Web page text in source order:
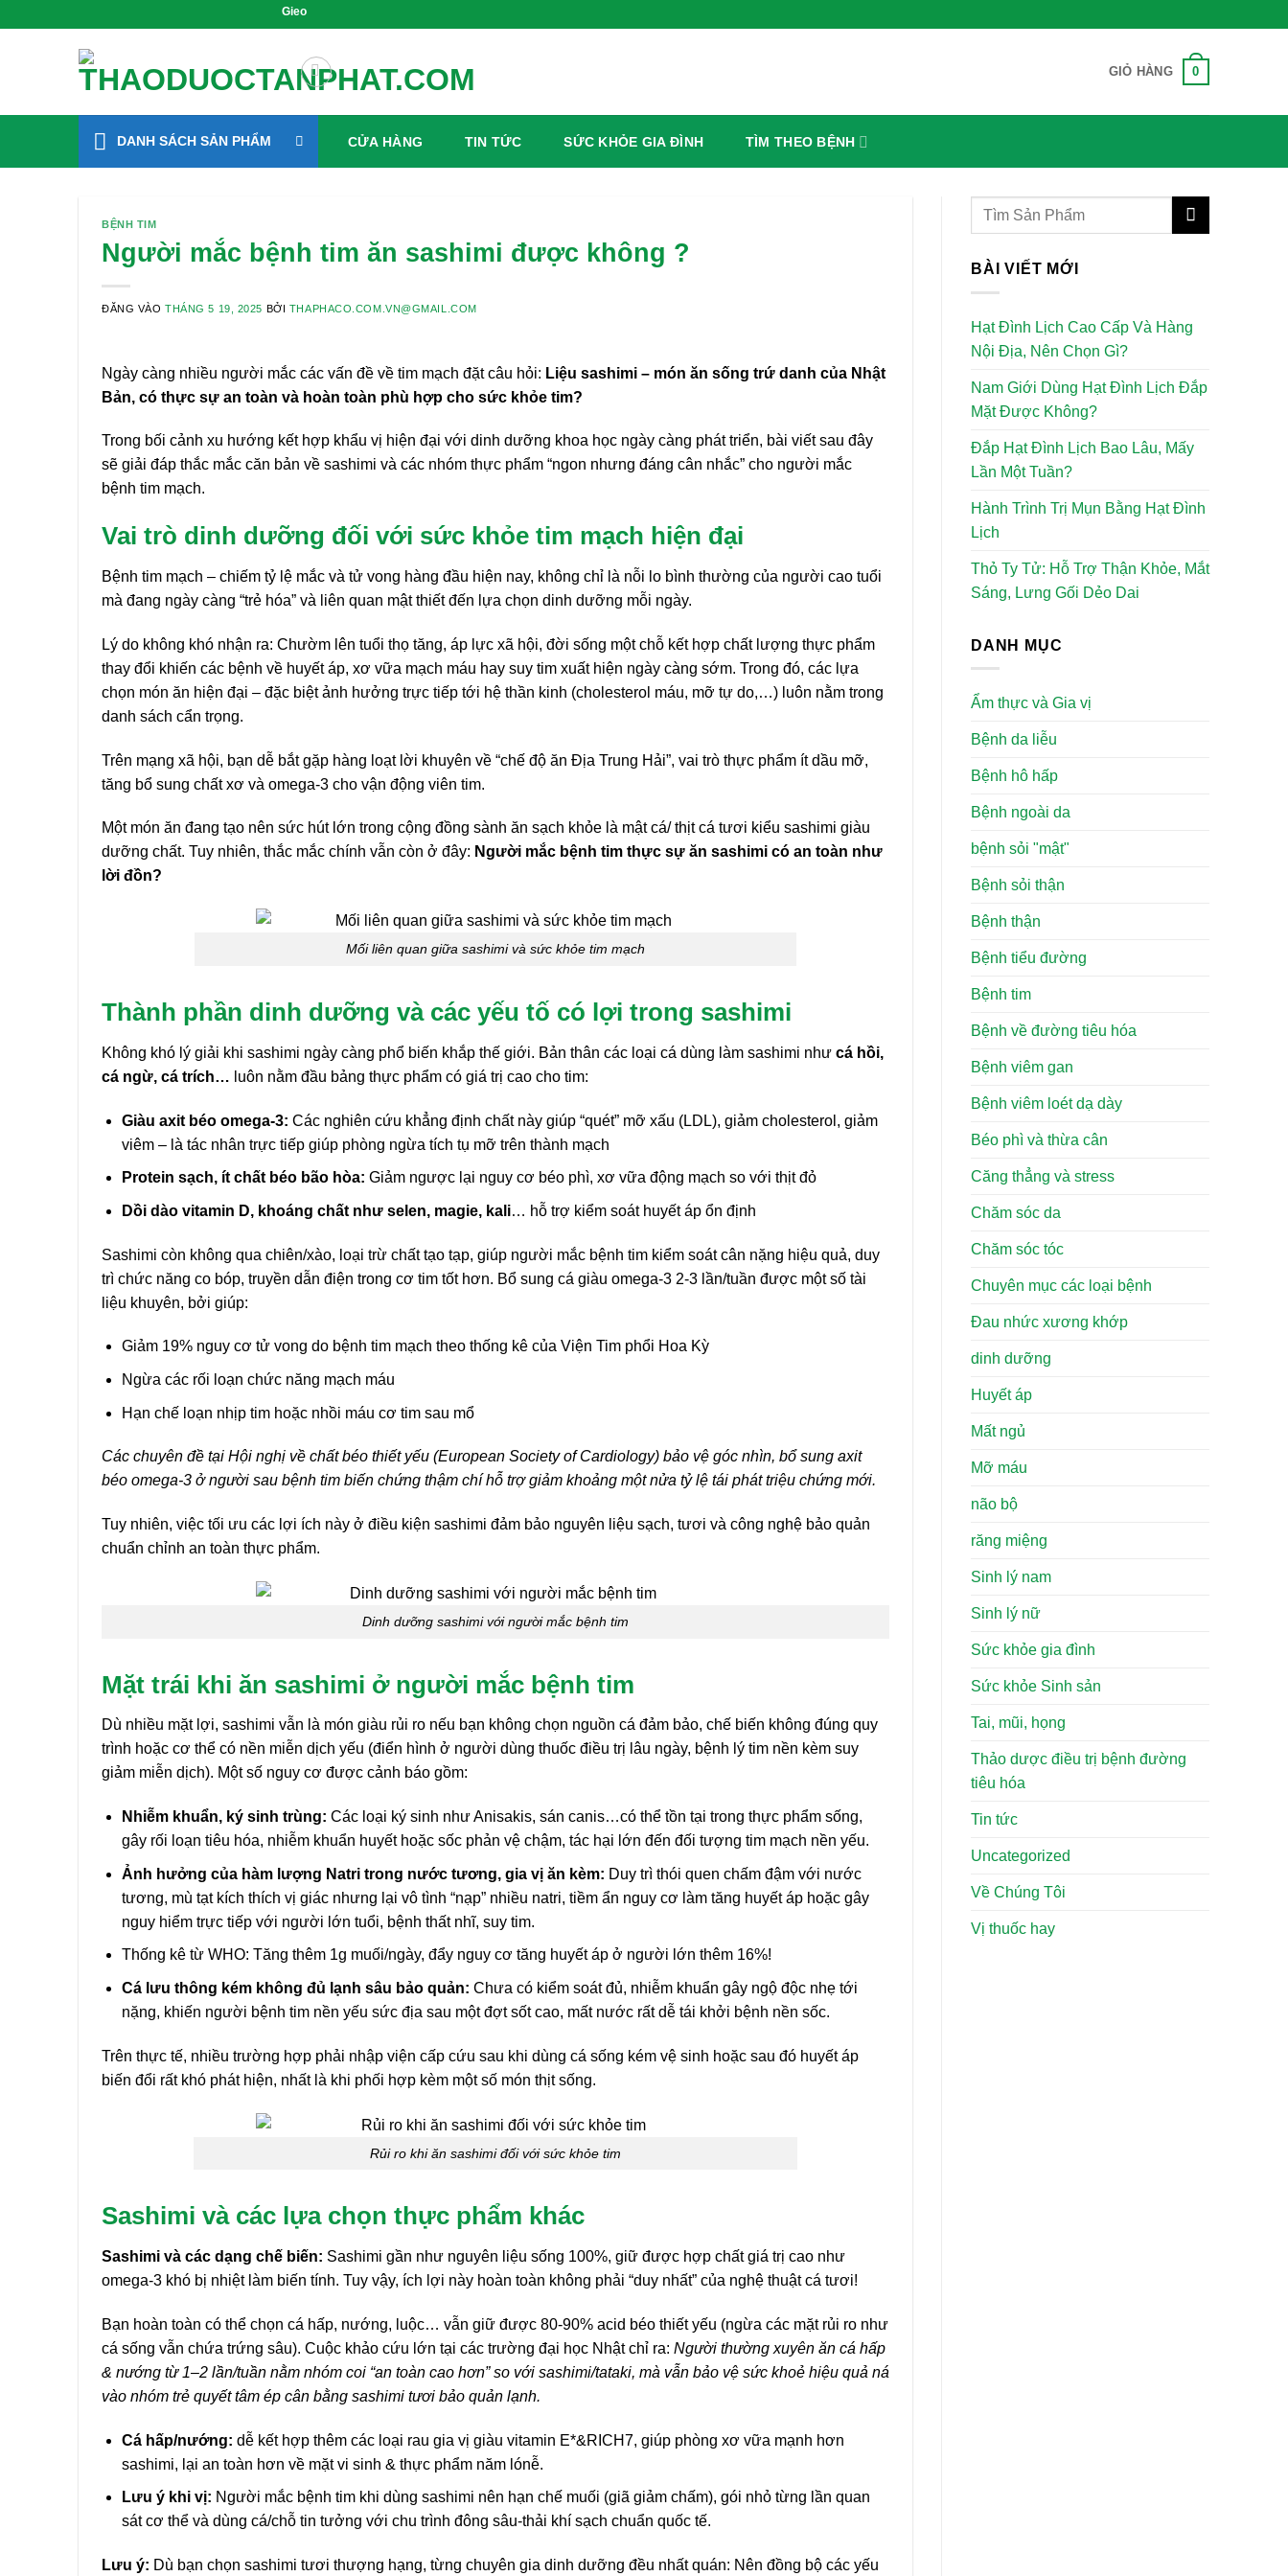
Gieo Mầm Sức Khỏe, Sống Xanh Mỗi Ngày
GIỎ HÀNG 0
DANH SÁCH SẢN PHẨM CỬA HÀNG TIN TỨC SỨC KHỎE GIA ĐÌNH TÌM THEO BỆNH
BỆNH TIM
Người mắc bệnh tim ăn sashimi được không ?
ĐĂNG VÀOTHÁNG 5 19, 2025 BỞI THAPHACO.COM.VN@GMAIL.COM
Ngày càng nhiều người mắc các vấn đề về tim mạch đặt câu hỏi: Liệu sashimi – món ăn sống trứ danh của Nhật
Bản, có thực sự an toàn và hoàn toàn phù hợp cho sức khỏe tim?
Trong bối cảnh xu hướng kết hợp khẩu vị hiện đại với dinh dưỡng khoa học ngày càng phát triển, bài viết sau đây
sẽ giải đáp thắc mắc căn bản về sashimi và các nhóm thực phẩm “ngon nhưng đáng cân nhắc” cho người mắc
bệnh tim mạch.
Vai trò dinh dưỡng đối với sức khỏe tim mạch hiện đại
Bệnh tim mạch – chiếm tỷ lệ mắc và tử vong hàng đầu hiện nay, không chỉ là nỗi lo bình thường của người cao tuổi
mà đang ngày càng “trẻ hóa” và liên quan mật thiết đến lựa chọn dinh dưỡng mỗi ngày.
Lý do không khó nhận ra: Chườm lên tuổi thọ tăng, áp lực xã hội, đời sống một chỗ kết hợp chất lượng thực phẩm
thay đổi khiến các bệnh về huyết áp, xơ vữa mạch máu hay suy tim xuất hiện ngày càng sớm. Trong đó, các lựa
chọn món ăn hiện đại – đặc biệt ảnh hưởng trực tiếp tới hệ thần kinh (cholesterol máu, mỡ tự do,…) luôn nằm trong
danh sách cẩn trọng.
Trên mạng xã hội, bạn dễ bắt gặp hàng loạt lời khuyên về “chế độ ăn Địa Trung Hải”, vai trò thực phẩm ít dầu mỡ,
tăng bổ sung chất xơ và omega-3 cho vận động viên tim.
Một món ăn đang tạo nên sức hút lớn trong cộng đồng sành ăn sạch khỏe là mật cá/ thịt cá tươi kiểu sashimi giàu
dưỡng chất. Tuy nhiên, thắc mắc chính vẫn còn ở đây: Người mắc bệnh tim thực sự ăn sashimi có an toàn như
lời đồn?
Mối liên quan giữa sashimi và sức khỏe tim mạch
Thành phần dinh dưỡng và các yếu tố có lợi trong sashimi
Không khó lý giải khi sashimi ngày càng phổ biến khắp thế giới. Bản thân các loại cá dùng làm sashimi như cá hồi,
cá ngừ, cá trích… luôn nằm đầu bảng thực phẩm có giá trị cao cho tim:
Giàu axit béo omega-3: Các nghiên cứu khẳng định chất này giúp “quét” mỡ xấu (LDL), giảm cholesterol, giảm
viêm – là tác nhân trực tiếp giúp phòng ngừa tích tụ mỡ trên thành mạch
Protein sạch, ít chất béo bão hòa: Giảm ngược lại nguy cơ béo phì, xơ vữa động mạch so với thịt đỏ
Dồi dào vitamin D, khoáng chất như selen, magie, kali… hỗ trợ kiểm soát huyết áp ổn định
Sashimi còn không qua chiên/xào, loại trừ chất tạo tạp, giúp người mắc bệnh tim kiểm soát cân nặng hiệu quả, duy
trì chức năng co bóp, truyền dẫn điện trong cơ tim tốt hơn. Bổ sung cá giàu omega-3 2-3 lần/tuần được một số tài
liệu khuyên, bởi giúp:
Giảm 19% nguy cơ tử vong do bệnh tim mạch theo thống kê của Viện Tim phổi Hoa Kỳ
Ngừa các rối loạn chức năng mạch máu
Hạn chế loạn nhịp tim hoặc nhồi máu cơ tim sau mổ
Các chuyên đề tại Hội nghị về chất béo thiết yếu (European Society of Cardiology) bảo vệ góc nhìn, bổ sung axit
béo omega-3 ở người sau bệnh tim biến chứng thậm chí hỗ trợ giảm khoảng một nửa tỷ lệ tái phát triệu chứng mới.
Tuy nhiên, việc tối ưu các lợi ích này ở điều kiện sashimi đảm bảo nguyên liệu sạch, tươi và công nghệ bảo quản
chuẩn chỉnh an toàn thực phẩm.
Dinh dưỡng sashimi với người mắc bệnh tim
Mặt trái khi ăn sashimi ở người mắc bệnh tim
Dù nhiều mặt lợi, sashimi vẫn là món giàu rủi ro nếu bạn không chọn nguồn cá đảm bảo, chế biến không đúng quy
trình hoặc cơ thể có nền miễn dịch yếu (điển hình ở người dùng thuốc điều trị lâu ngày, bệnh lý tim nền kèm suy
giảm miễn dịch). Một số nguy cơ được cảnh báo gồm:
Nhiễm khuẩn, ký sinh trùng: Các loại ký sinh như Anisakis, sán canis…có thể tồn tại trong thực phẩm sống,
gây rối loạn tiêu hóa, nhiễm khuẩn huyết hoặc sốc phản vệ chậm, tác hại lớn đến đối tượng tim mạch nền yếu.
Ảnh hưởng của hàm lượng Natri trong nước tương, gia vị ăn kèm: Duy trì thói quen chấm đậm với nước
tương, mù tạt kích thích vị giác nhưng lại vô tình “nạp” nhiều natri, tiềm ẩn nguy cơ làm tăng huyết áp hoặc gây
nguy hiểm trực tiếp với người lớn tuổi, bệnh thất nhĩ, suy tim.
Thống kê từ WHO: Tăng thêm 1g muối/ngày, đẩy nguy cơ tăng huyết áp ở người lớn thêm 16%!
Cá lưu thông kém không đủ lạnh sâu bảo quản: Chưa có kiểm soát đủ, nhiễm khuẩn gây ngộ độc nhẹ tới
nặng, khiến người bệnh tim nền yếu sức địa sau một đợt sốt cao, mất nước rất dễ tái khởi bệnh nền sốc.
Trên thực tế, nhiều trường hợp phải nhập viện cấp cứu sau khi dùng cá sống kém vệ sinh hoặc sau đó huyết áp
biến đổi rất khó phát hiện, nhất là khi phối hợp kèm một số món thịt sống.
Rủi ro khi ăn sashimi đối với sức khỏe tim
Sashimi và các lựa chọn thực phẩm khác
Sashimi và các dạng chế biến: Sashimi gần như nguyên liệu sống 100%, giữ được hợp chất giá trị cao như
omega-3 khó bị nhiệt làm biến tính. Tuy vậy, ích lợi này hoàn toàn không phải “duy nhất” của nghệ thuật cá tươi!
Bạn hoàn toàn có thể chọn cá hấp, nướng, luộc… vẫn giữ được 80-90% acid béo thiết yếu (ngừa các mặt rủi ro như
cá sống vẫn chứa trứng sâu). Cuộc khảo cứu lớn tại các trường đại học Nhật chỉ ra: Người thường xuyên ăn cá hấp
& nướng từ 1–2 lần/tuần nằm nhóm coi “an toàn cao hơn” so với sashimi/tataki, mà vẫn bảo vệ sức khoẻ hiệu quả ná
vào nhóm trẻ quyết tâm ép cân bằng sashimi tươi bảo quản lạnh.
Cá hấp/nướng: dễ kết hợp thêm các loại rau gia vị giàu vitamin E*&RICH7, giúp phòng xơ vữa mạnh hơn
sashimi, lại an toàn hơn về mặt vi sinh & thực phẩm năm lónễ.
Lưu ý khi vị: Người mắc bệnh tim khi dùng sashimi nên hạn chế muối (giã giảm chấm), gói nhỏ từng lần quan
sát cơ thể và dùng cá/chỗ tin tưởng với chu trình đông sâu-thải khí sạch chuẩn quốc tế.
Lưu ý: Dù bạn chọn sashimi tươi thượng hạng, từng chuyên gia dinh dưỡng đều nhất quán: Nên đồng bộ các yếu
BÀI VIẾT MỚI
Hạt Đình Lịch Cao Cấp Và Hàng
Nội Địa, Nên Chọn Gì?
Nam Giới Dùng Hạt Đình Lịch Đắp
Mặt Được Không?
Đắp Hạt Đình Lịch Bao Lâu, Mấy
Lần Một Tuần?
Hành Trình Trị Mụn Bằng Hạt Đình
Lịch
Thỏ Ty Tử: Hỗ Trợ Thận Khỏe, Mắt
Sáng, Lưng Gối Dẻo Dai
DANH MỤC
Ẩm thực và Gia vị
Bệnh da liễu
Bệnh hô hấp
Bệnh ngoài da
bệnh sỏi "mật"
Bệnh sỏi thận
Bệnh thận
Bệnh tiểu đường
Bệnh tim
Bệnh về đường tiêu hóa
Bệnh viêm gan
Bệnh viêm loét dạ dày
Béo phì và thừa cân
Căng thẳng và stress
Chăm sóc da
Chăm sóc tóc
Chuyên mục các loại bệnh
Đau nhức xương khớp
dinh dưỡng
Huyết áp
Mất ngủ
Mỡ máu
não bộ
răng miệng
Sinh lý nam
Sinh lý nữ
Sức khỏe gia đình
Sức khỏe Sinh sản
Tai, mũi, họng
Thảo dược điều trị bệnh đường
tiêu hóa
Tin tức
Uncategorized
Về Chúng Tôi
Vị thuốc hay